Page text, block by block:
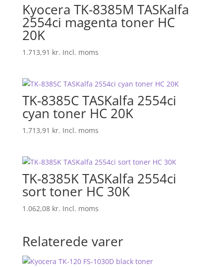
Kyocera TK-8385M TASKalfa
2554ci magenta toner HC
20K
1.713,91 kr. Incl. moms
TK-8385C TASKalfa 2554ci
cyan toner HC 20K
1.713,91 kr. Incl. moms
TK-8385K TASKalfa 2554ci
sort toner HC 30K
1.062,08 kr. Incl. moms
Relaterede varer